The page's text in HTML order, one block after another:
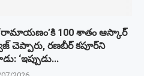
‘రామాయణం’కి 100 శాతం ఆస్కార్
చెప్పారు, రణబీర్ కపూర్‌ని
‘ఇప్పుడు...